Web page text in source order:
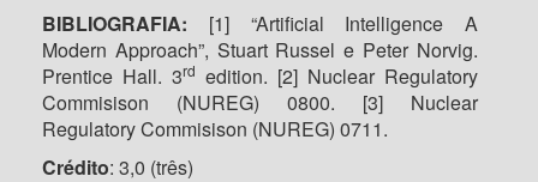
BIBLIOGRAFIA: [1] “Artificial Intelligence A
Modern Approach”, Stuart Russel e Peter Norvig.
Prentice Hall. 3rd edition. [2] Nuclear Regulatory
Commisison (NUREG) 0800. [3] Nuclear
Regulatory Commisison (NUREG) 0711.
Crédito: 3,0 (três)